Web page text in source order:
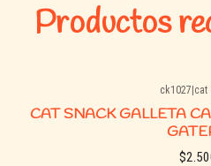
Productos
ck1027 cat
CAT SNACK GALLETA